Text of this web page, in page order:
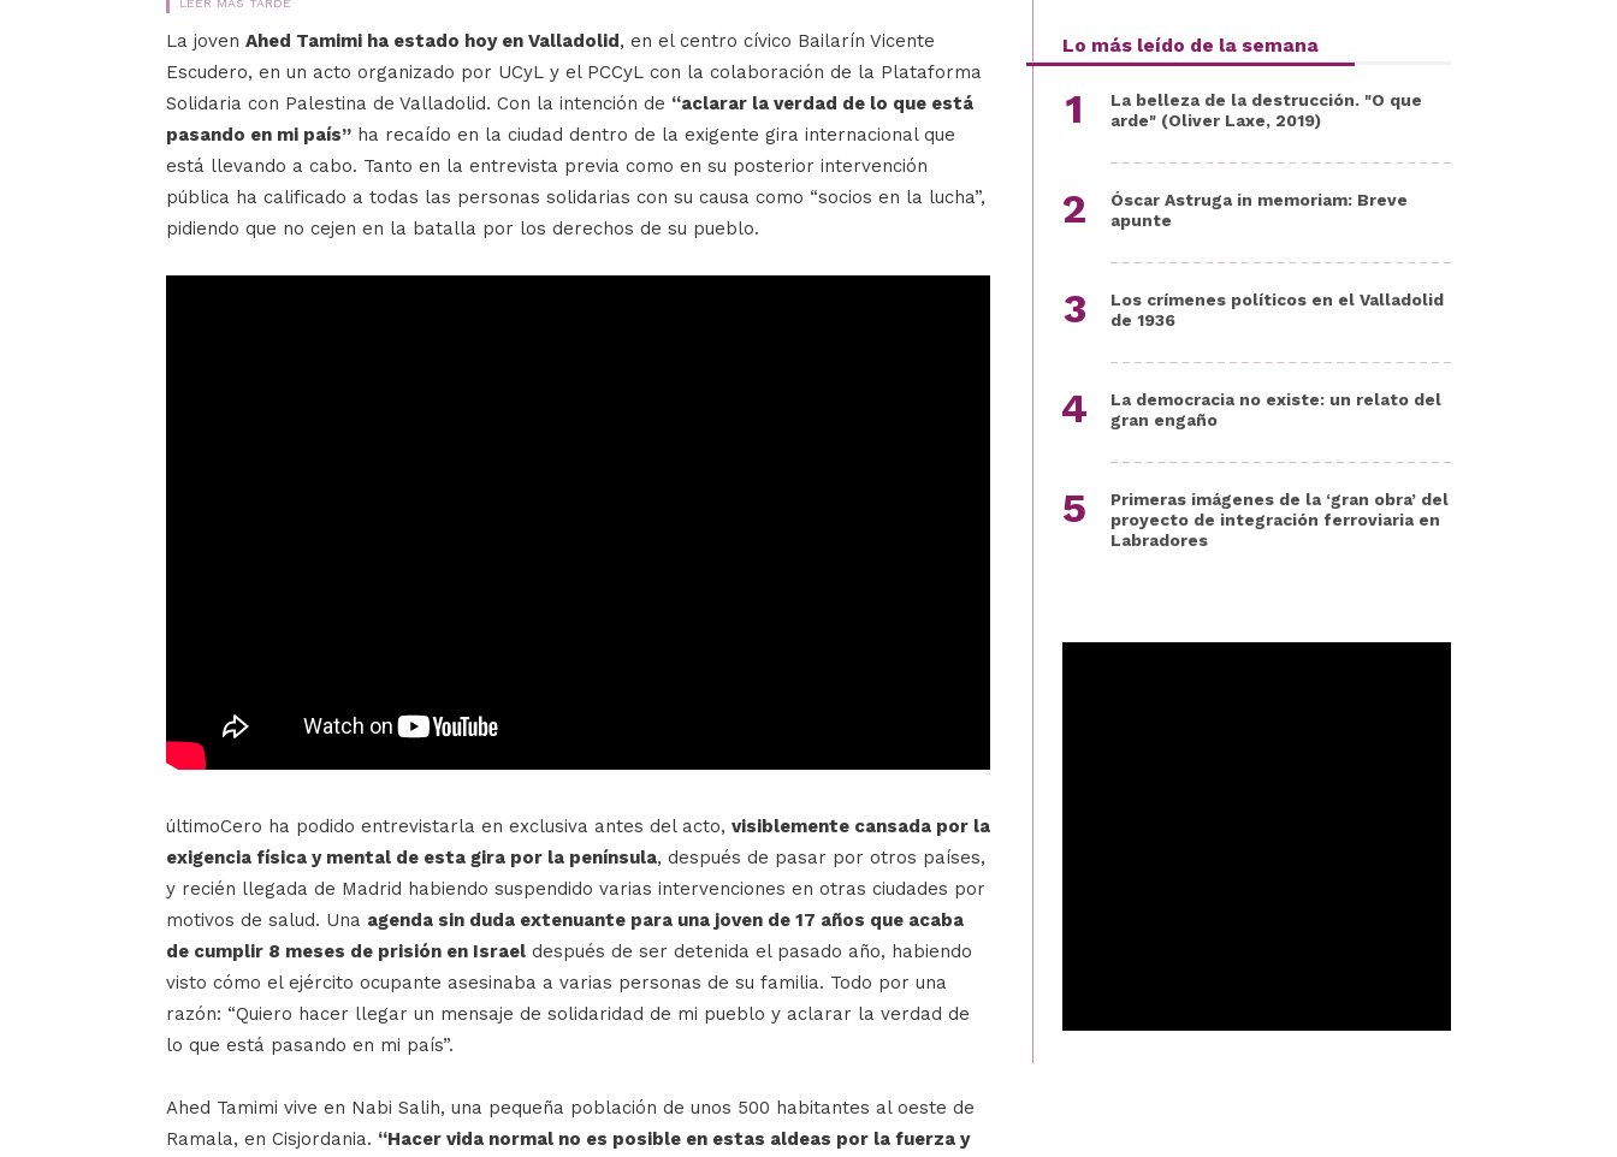
La joven Ahed Tamimi ha estado hoy en Valladolid, en el centro cívico Bailarín Vicente
Escudero, en un acto organizado por UCyL y el PCCyL con la colaboración de la Plataforma
Solidaria con Palestina de Valladolid. Con la intención de “aclarar la verdad de lo que está
pasando en mi país” ha recaído en la ciudad dentro de la exigente gira internacional que
está llevando a cabo. Tanto en la entrevista previa como en su posterior intervención
pública ha calificado a todas las personas solidarias con su causa como “socios en la lucha”,
pidiendo que no cejen en la batalla por los derechos de su pueblo.
últimoCero ha podido entrevistarla en exclusiva antes del acto, visiblemente cansada por la
exigencia física y mental de esta gira por la península, después de pasar por otros países,
y recién llegada de Madrid habiendo suspendido varias intervenciones en otras ciudades por
motivos de salud. Una agenda sin duda extenuante para una joven de 17 años que acaba
de cumplir 8 meses de prisión en Israel después de ser detenida el pasado año, habiendo
visto cómo el ejército ocupante asesinaba a varias personas de su familia. Todo por una
razón: “Quiero hacer llegar un mensaje de solidaridad de mi pueblo y aclarar la verdad de
lo que está pasando en mi país”.
Ahed Tamimi vive en Nabi Salih, una pequeña población de unos 500 habitantes al oeste de
Ramala, en Cisjordania. “Hacer vida normal no es posible en estas aldeas por la fuerza y
Lo más leído de la semana
La belleza de la destrucción. "O que
arde" (Oliver Laxe, 2019)
Óscar Astruga in memoriam: Breve
apunte
Los crímenes políticos en el Valladolid
de 1936
La democracia no existe: un relato del
gran engaño
Primeras imágenes de la ‘gran obra’ del
proyecto de integración ferroviaria en
Labradores